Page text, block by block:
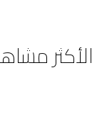
الأكثر